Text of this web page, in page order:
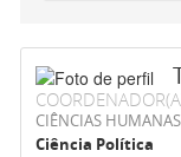
CIÊNCIAS HUMANAS
Ciência Política